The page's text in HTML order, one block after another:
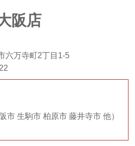
阪店
六万寺町2丁目1-5
市 生駒市 柏原市 藤井寺市 他）